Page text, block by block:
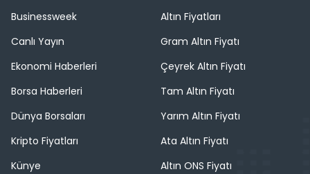
Businessweek
Canlı Yayın
Ekonomi Haberleri
Borsa Haberleri
Dünya Borsaları
Kripto Fiyatları
Künye
Altın Fiyatları
Gram Altın Fiyatı
Çeyrek Altın Fiyatı
Tam Altın Fiyatı
Yarım Altın Fiyatı
Ata Altın Fiyatı
Altın ONS Fiyatı